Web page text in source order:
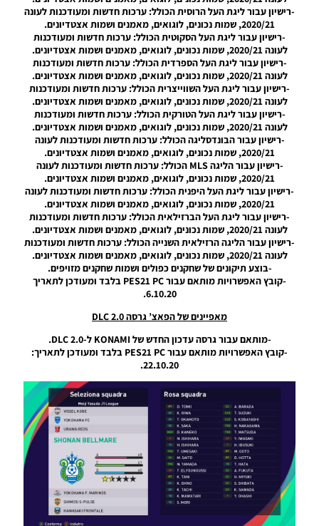
-רישיון עבור ליגת העל הרוסית הכולל: ערכות חדשות ומעודכנות לעונה
2020/21, שמות נכונים, לוגואים, מאמנים ושמות אצטדיונים.
-רישיון עבור ליגת העל הסקוטית הכולל: ערכות חדשות ומעודכנות
לעונה 2020/21, שמות נכונים, לוגואים, מאמנים ושמות אצטדיונים.
-רישיון עבור ליגת העל הספרדית הכולל: ערכות חדשות ומעודכנות
לעונה 2020/21, שמות נכונים, לוגואים, מאמנים ושמות אצטדיונים.
-רישיון עבור ליגת העל השווייצרית הכולל: ערכות חדשות ומעודכנות
לעונה 2020/21, שמות נכונים, לוגואים, מאמנים ושמות אצטדיונים.
-רישיון עבור ליגת העל הטורקית הכולל: ערכות חדשות ומעודכנות
לעונה 2020/21, שמות נכונים, לוגואים, מאמנים ושמות אצטדיונים.
-רישיון עבור הבונדסליגה הכולל: ערכות חדשות ומעודכנות לעונה
2020/21, שמות נכונים, לוגואים, מאמנים ושמות אצטדיונים.
-רישיון עבור הליגה MLS הכולל: ערכות חדשות ומעודכנות לעונה
2020/21, שמות נכונים, לוגואים, מאמנים ושמות אצטדיונים.
-רישיון עבור ליגת העל היפנית הכולל: ערכות חדשות ומעודכנות לעונה
2020/21, שמות נכונים, לוגואים, מאמנים ושמות אצטדיונים.
-רישיון עבור ליגת העל הברזילאית הכולל: ערכות חדשות ומעודכנות
לעונה 2020/21, שמות נכונים, לוגואים, מאמנים ושמות אצטדיונים.
-רישיון עבור הליגה הרזילאית השנייה הכולל: ערכות חדשות ומעודכנות
לעונה 2020/21, שמות נכונים, לוגואים, מאמנים ושמות אצטדיונים.
-בוצע תיקונים של שחקנים כפולים ושמות שחקנים מזויפים.
-קובץ האפשרויות מותאם עבור PES21 PC בלבד ומעודכן לתאריך
6.10.20.
מאפיינים של הפאצ’ גרסה DLC 2.0
-מותאם עבור גרסה עדכון החדש של KONAMI ל-DLC 2.0.
-קובץ האפשרויות מותאם עבור PES21 PC בלבד ומעודכן לתאריך:
22.10.20.
LEGACY
Noam_r
09/10/2024
PES21 PC
/ רישיון
ממסד
נתונים
(העברות
קיץ) עבור
EWP גרסה
Option
(Summer
Transfers)
EWP V3.0
Noam_r
09/10/2024
18:57
2024
3.0
PES21 PC
EvoWeb
Patch
2024
Version